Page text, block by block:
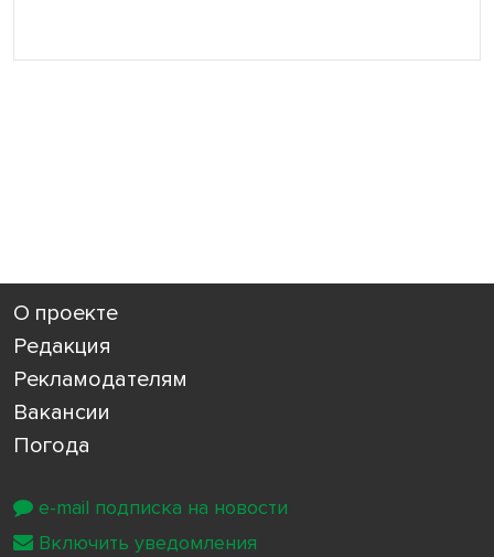
О проекте
Редакция
Рекламодателям
Вакансии
Погода
e-mail подписка на новости
Включить уведомления